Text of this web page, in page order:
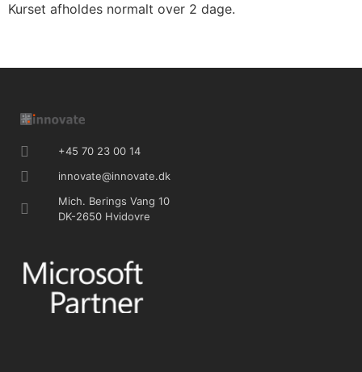
Kurset afholdes normalt over 2 dage.
+45 70 23 00 14
innovate@innovate.dk
Mich. Berings Vang 10
DK-2650 Hvidovre